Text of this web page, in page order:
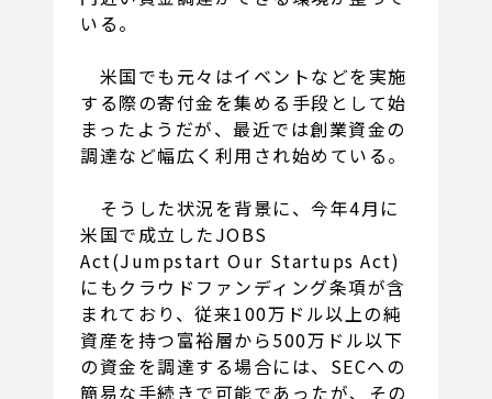
いる。
米国でも元々はイベントなどを実施
する際の寄付金を集める手段として始
まったようだが、最近では創業資金の
調達など幅広く利用され始めている。
そうした状況を背景に、今年4月に
米国で成立したJOBS
Act(Jumpstart Our Startups Act)
にもクラウドファンディング条項が含
まれており、従来100万ドル以上の純
資産を持つ富裕層から500万ドル以下
の資金を調達する場合には、SECへの
簡易な手続きで可能であったが、その